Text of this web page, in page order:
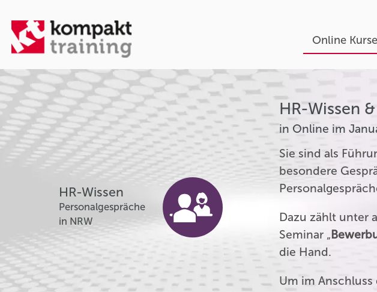
Online Kurse
HR-Wissen
Personalgespräche
in NRW
HR-Wissen
in Online im
Sie sind als
besondere
Dazu zählt unter
Seminar „
die Hand.
Um im Anschluss